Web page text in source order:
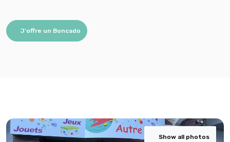
J'offre un Boncado
Show all photos